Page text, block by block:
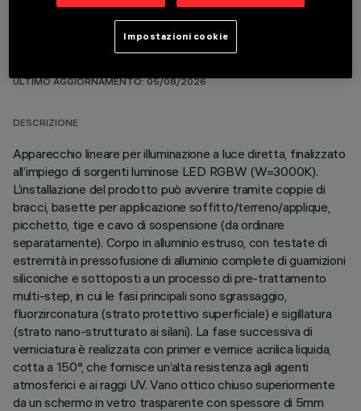
DATI TECNICI
ULTIMO AGGIORNAMENTO: 05/08/2026
DESCRIZIONE
Apparecchio lineare per illuminazione a luce diretta, finalizzato
all’impiego di sorgenti luminose LED RGBW (W=3000K).
L’installazione del prodotto può avvenire tramite coppie di
bracci, basette per applicazione soffitto/terreno/applique,
picchetto, tige e cavo di sospensione (da ordinare
separatamente). Corpo in alluminio estruso, con testate di
estremità in pressofusione di alluminio complete di guarnizioni
siliconiche e sottoposti a un processo di pre-trattamento
multi-step, in cui le fasi principali sono sgrassaggio,
fluorzirconatura (strato protettivo superficiale) e sigillatura
(strato nano-strutturato ai silani). La fase successiva di
verniciatura è realizzata con primer e vernice acrilica liquida,
cotta a 150°, che fornisce un’alta resistenza agli agenti
atmosferici e ai raggi UV. Vano ottico chiuso superiormente
da un schermo in vetro trasparente con spessore di 5mm
Impostazioni cookie